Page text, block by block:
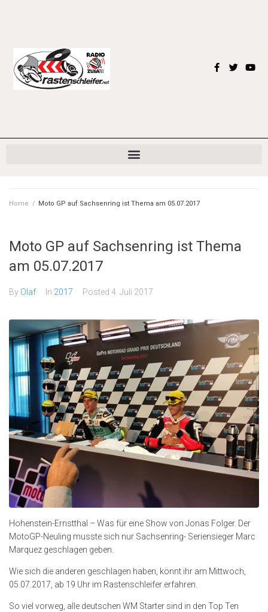
Home / Moto GP auf Sachsenring ist Thema am 05.07.2017
Moto GP auf Sachsenring ist Thema
am 05.07.2017
By Olaf In 2017 Posted 4. Juli 2017
Hohenstein-Ernstthal – Was für eine Show von Jonas Folger. Der
MotoGP-Neuling musste sich nur Sachsenring- Seriensieger Marc
Marquez geschlagen geben.
Wie sich die anderen geschlagen haben, könnt ihr am Mittwoch,
05.07.2017, ab 19 Uhr im Rastenschleifer erfahren.
So viel vorweg, alle deutschen WM Starter sind in den Top Ten